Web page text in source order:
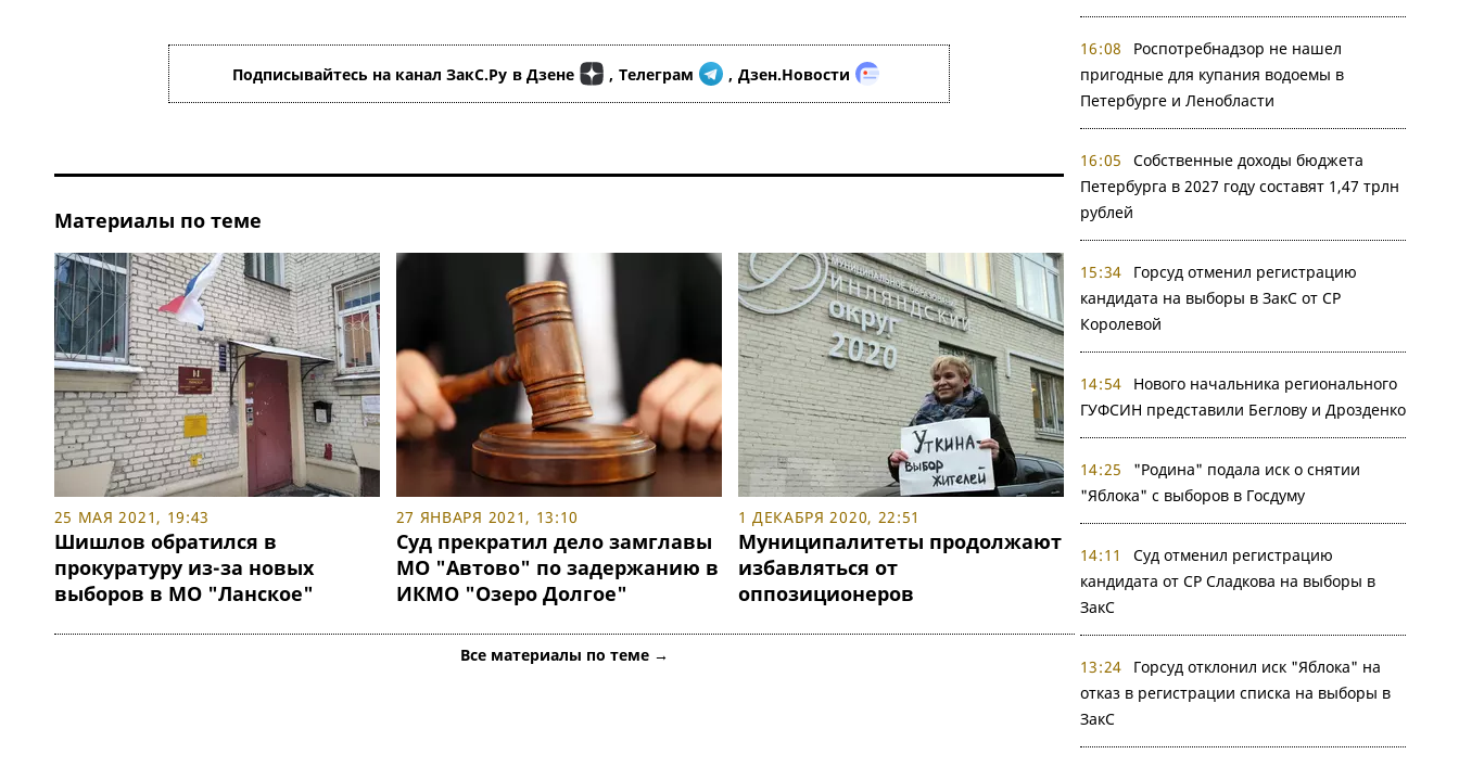
Подписывайтесь на канал ЗакС.Ру в Дзене , Телеграм , Дзен.Новости
Материалы по теме
25 МАЯ 2021, 19:43
Шишлов обратился в
прокуратуру из-за новых
выборов в МО "Ланское"
27 ЯНВАРЯ 2021, 13:10
Суд прекратил дело замглавы
МО "Автово" по задержанию в
ИКМО "Озеро Долгое"
1 ДЕКАБРЯ 2020, 22:51
Муниципалитеты продолжают
избавляться от
оппозиционеров
Все материалы по теме →
16:08
Роспотребнадзор не нашел
пригодные для купания водоемы в
Петербурге и Ленобласти
16:05
Собственные доходы бюджета
Петербурга в 2027 году составят 1,47 трлн
рублей
15:34
Горсуд отменил регистрацию
кандидата на выборы в ЗакС от СР
Королевой
14:54
Нового начальника регионального
ГУФСИН представили Беглову и Дрозденко
14:25
"Родина" подала иск о снятии
"Яблока" с выборов в Госдуму
14:11
Суд отменил регистрацию
кандидата от СР Сладкова на выборы в
ЗакС
13:24
Горсуд отклонил иск "Яблока" на
отказ в регистрации списка на выборы в
ЗакС